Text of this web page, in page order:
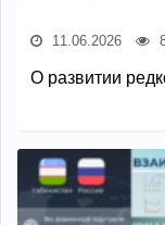
11.06.2026
О развитии